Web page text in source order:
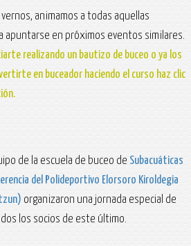
animamos a todas aquellas
apuntarse en próximos eventos similares.
realizando un bautizo de buceo o ya los
en buceador haciendo el curso haz clic
de la escuela de buceo de Subacuáticas
del Polideportivo Elorsoro Kiroldegia
organizaron una jornada especial de
los socios de este último.